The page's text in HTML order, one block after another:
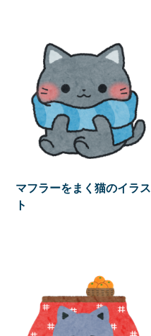
マフラーをまく猫のイラス
ト